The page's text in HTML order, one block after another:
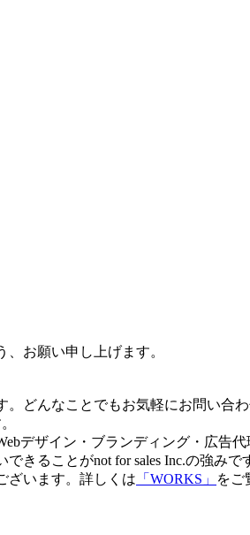
お願い申し上げます。
どんなことでもお気軽にお問い合わ
デザイン・ブランディング・広告代
きることがnot for sales Inc.の強み
ざいます。詳しくは 「WORKS」 をご